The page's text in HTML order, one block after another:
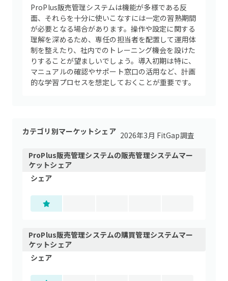
ProPlus販売管理システムは機能が多様である反
面、それらを十分に使いこなすには一定の習熟期間
が必要となる場合があります。操作や設定に関する
理解を深めるため、専任の担当者を配置して運用体
制を整えたり、社内でのトレーニング機会を設けた
りすることが望ましいでしょう。導入初期は特に、
マニュアルの確認やサポート窓口の活用など、計画
的な学習プロセスを想定しておくことが重要です。
カテゴリ別マーケットシェア 2026年3月 FitGap調査
ProPlus販売管理システムの販売管理システムマー
ケットシェア
シェア
ProPlus販売管理システムの購買管理システムマー
ケットシェア
シェア